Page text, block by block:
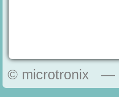
© microtronix —